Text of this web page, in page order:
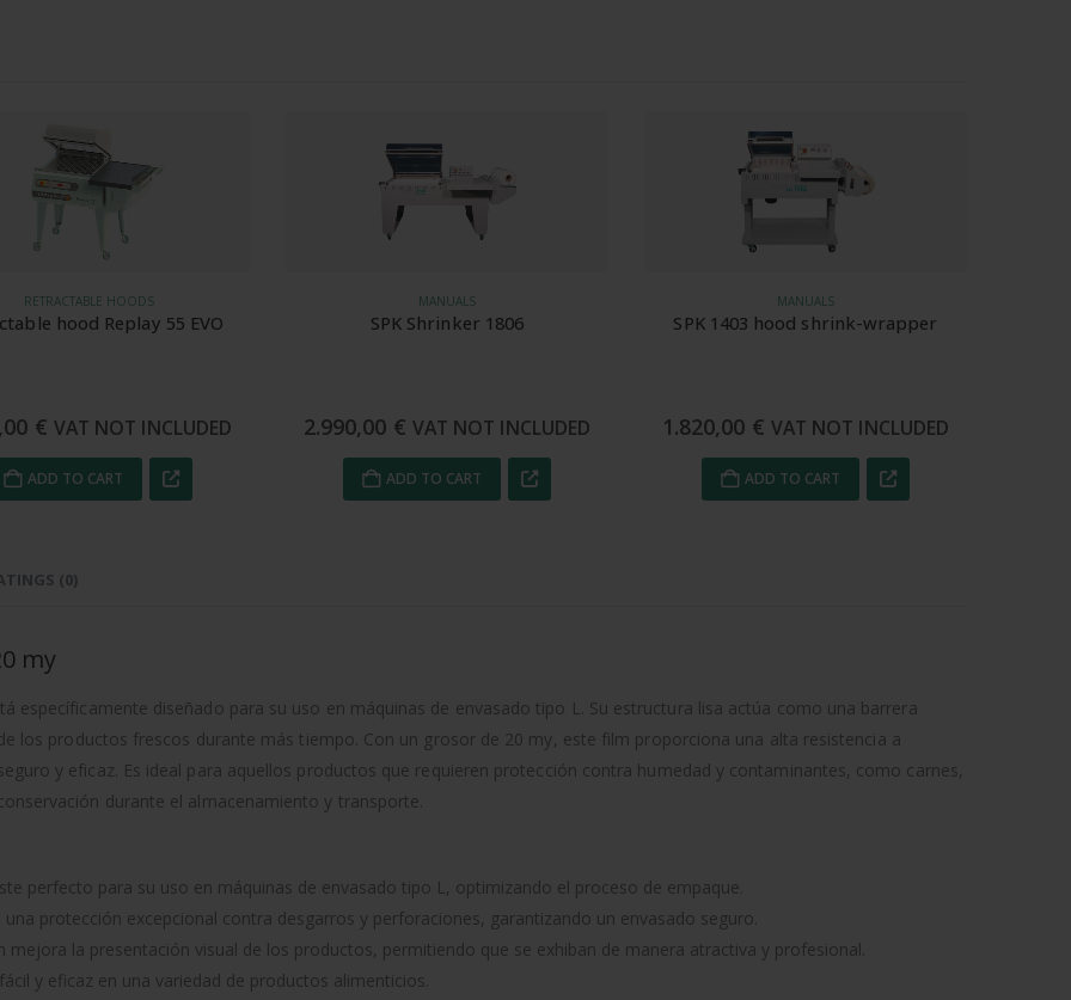
RETRACTABLE HOODS
hood Replay 55 EVO
€ VAT NOT INCLUDED
ADD TO CART
MANUALS
SPK Shrinker 1806
2.990,00 € VAT NOT INCLUDED
ADD TO CART
MANUALS
SPK 1403 hood shrink-wrapper
1.820,00 € VAT NOT INCLUDED
ADD TO CART
(0)
my
específicamente diseñado para su uso en máquinas de envasado tipo L. Su estructura lisa actúa como una barrera
los productos frescos durante más tiempo. Con un grosor de 20 my, este film proporciona una alta resistencia a
y eficaz. Es ideal para aquellos productos que requieren protección contra humedad y contaminantes, como carnes,
durante el almacenamiento y transporte.
perfecto para su uso en máquinas de envasado tipo L, optimizando el proceso de empaque.
protección excepcional contra desgarros y perforaciones, garantizando un envasado seguro.
mejora la presentación visual de los productos, permitiendo que se exhiban de manera atractiva y profesional.
y eficaz en una variedad de productos alimenticios.